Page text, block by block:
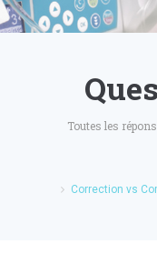
Toutes les
Correction vs